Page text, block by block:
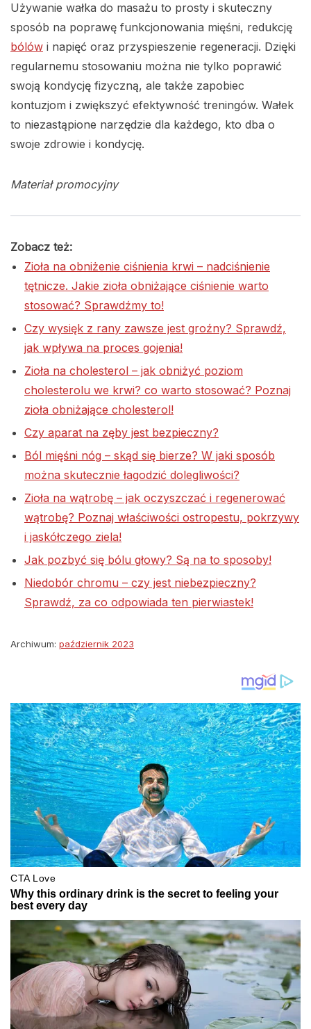
Używanie wałka do masażu to prosty i skuteczny
sposób na poprawę funkcjonowania mięśni, redukcję
bólów i napięć oraz przyspieszenie regeneracji. Dzięki
regularnemu stosowaniu można nie tylko poprawić
swoją kondycję fizyczną, ale także zapobiec
kontuzjom i zwiększyć efektywność treningów. Wałek
to niezastąpione narzędzie dla każdego, kto dba o
swoje zdrowie i kondycję.
Materiał promocyjny
Zobacz też:
Zioła na obniżenie ciśnienia krwi – nadciśnienie
tętnicze. Jakie zioła obniżające ciśnienie warto
stosować? Sprawdźmy to!
Czy wysięk z rany zawsze jest groźny? Sprawdź,
jak wpływa na proces gojenia!
Zioła na cholesterol – jak obniżyć poziom
cholesterolu we krwi? co warto stosować? Poznaj
zioła obniżające cholesterol!
Czy aparat na zęby jest bezpieczny?
Ból mięśni nóg – skąd się bierze? W jaki sposób
można skutecznie łagodzić dolegliwości?
Zioła na wątrobę – jak oczyszczać i regenerować
wątrobę? Poznaj właściwości ostropestu, pokrzywy
i jaskółczego ziela!
Jak pozbyć się bólu głowy? Są na to sposoby!
Niedobór chromu – czy jest niebezpieczny?
Sprawdź, za co odpowiada ten pierwiastek!
Archiwum: październik 2023